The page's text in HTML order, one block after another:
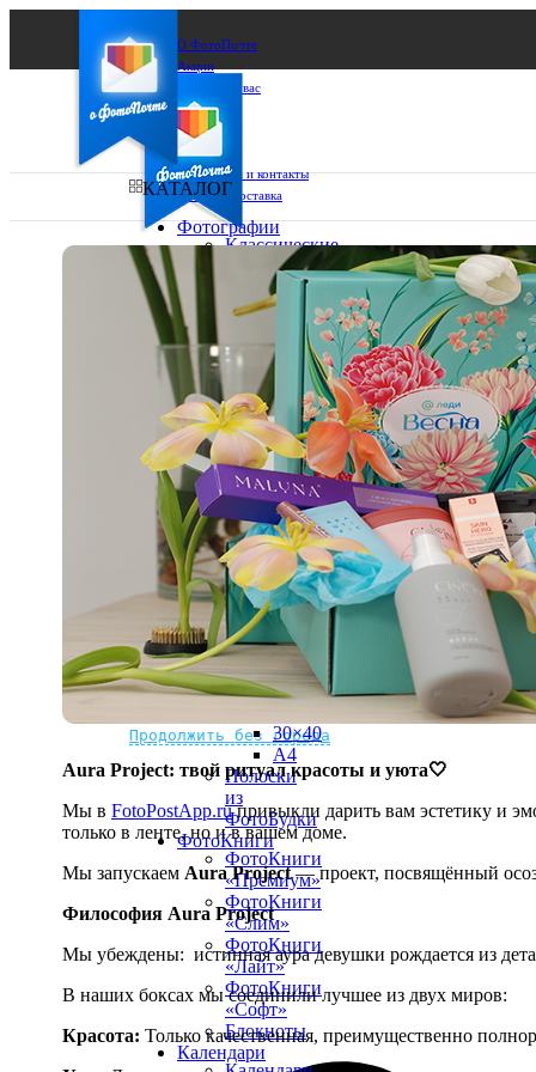
О ФотоПочте
Акции
Сделаем за вас
Бизнесу
FAQ
Франшиза
Поддержка и контакты
Оплата и доставка
Ваш город:
Ваш регион доставки
Выберите из списка:
Не нашли Ваш город?
Продолжить без города
КАТАЛОГ
Фотографии
Классические
10х10
10х15
13х18
15х15
15х20
20х20
20х30
30х30
30х40
А4
Фото
в
рамке
10х10
10×15
13×18
15×15
15×20
20×20
20×30
30×40
A4
Полоски
из
ФотоБудки
ФотоКниги
ФотоКниги
«Премиум»
ФотоКниги
«Слим»
ФотоКниги
«Лайт»
ФотоКниги
«Софт»
Блокноты
Календари
Aura Project: твой ритуал красоты и уюта🤍
Мы в FotoPostApp.ruпривыкли дарить вам эстетику и
только в ленте, но и в вашем доме.
Мы запускаем Aura Project— проект, посвящённый
Философия Aura Project
Мы убеждены: истинная аура девушки рождается из
В наших боксах мы соединили лучшее из двух миров:
Красота: Только качественная, преимущественно